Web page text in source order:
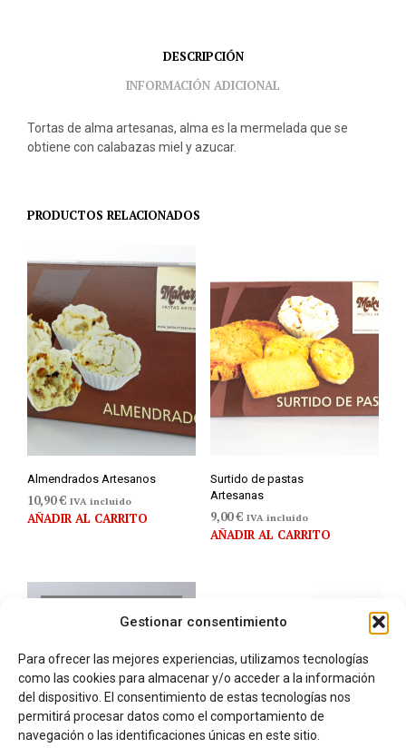
Gestionar consentimiento
Para ofrecer las mejores experiencias, utilizamos tecnologías
como las cookies para almacenar y/o acceder a la información
del dispositivo. El consentimiento de estas tecnologías nos
permitirá procesar datos como el comportamiento de
navegación o las identificaciones únicas en este sitio.
DESCRIPCIÓN
INFORMACIÓN ADICIONAL
Tortas de alma artesanas, alma es la mermelada que se
obtiene con calabazas miel y azucar.
PRODUCTOS RELACIONADOS
Almendrados Artesanos
10,90€ IVA incluido
AÑADIR AL CARRITO
Surtido de pastas
Artesanas
9,00€ IVA incluido
AÑADIR AL CARRITO